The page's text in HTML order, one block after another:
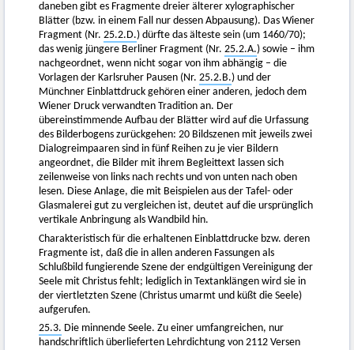
daneben gibt es Fragmente dreier älterer xylographischer
Blätter (bzw. in einem Fall nur dessen Abpausung). Das Wiener
Fragment (Nr.25.2.D.) dürfte das älteste sein (um 1460/70);
das wenig jüngere Berliner Fragment (Nr.25.2.A.) sowie – ihm
nachgeordnet, wenn nicht sogar von ihm abhängig – die
Vorlagen der Karlsruher Pausen (Nr.25.2.B.) und der
Münchner Einblattdruck gehören einer anderen, jedoch dem
Wiener Druck verwandten Tradition an. Der
übereinstimmende Aufbau der Blätter wird auf die Urfassung
des Bilderbogens zurückgehen: 20 Bildszenen mit jeweils zwei
Dialogreimpaaren sind in fünf Reihen zu je vier Bildern
angeordnet, die Bilder mit ihrem Begleittext lassen sich
zeilenweise von links nach rechts und von unten nach oben
lesen. Diese Anlage, die mit Beispielen aus der Tafel- oder
Glasmalerei gut zu vergleichen ist, deutet auf die ursprünglich
vertikale Anbringung als Wandbild hin.
Charakteristisch für die erhaltenen Einblattdrucke bzw. deren
Fragmente ist, daß die in allen anderen Fassungen als
Schlußbild fungierende Szene der endgültigen Vereinigung der
Seele mit Christus fehlt; lediglich in Textanklängen wird sie in
der viertletzten Szene (Christus umarmt und küßt die Seele)
aufgerufen.
25.3. Die minnende Seele. Zu einer umfangreichen, nur
handschriftlich überlieferten Lehrdichtung von 2112 Versen